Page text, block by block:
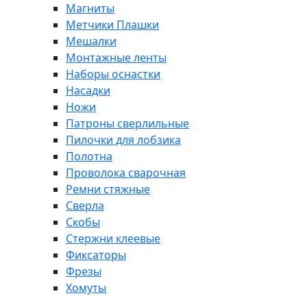
Магниты
Метчики Плашки
Мешалки
Монтажные ленты
Наборы оснастки
Насадки
Ножи
Патроны сверлильные
Пилочки для лобзика
Полотна
Проволока сварочная
Ремни стяжные
Сверла
Скобы
Стержни клеевые
Фиксаторы
Фрезы
Хомуты